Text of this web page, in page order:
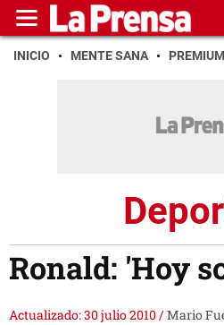
INICIO MENTE SANA PREMIUM
Ronald: 'Hoy
Actualizado: 30 julio 2010/Mario